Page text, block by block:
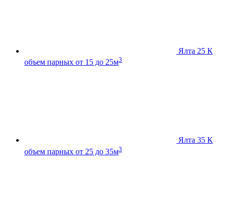
Ялта 25 К
объем парных от 15 до 25м3
Ялта 35 К
объем парных от 25 до 35м3